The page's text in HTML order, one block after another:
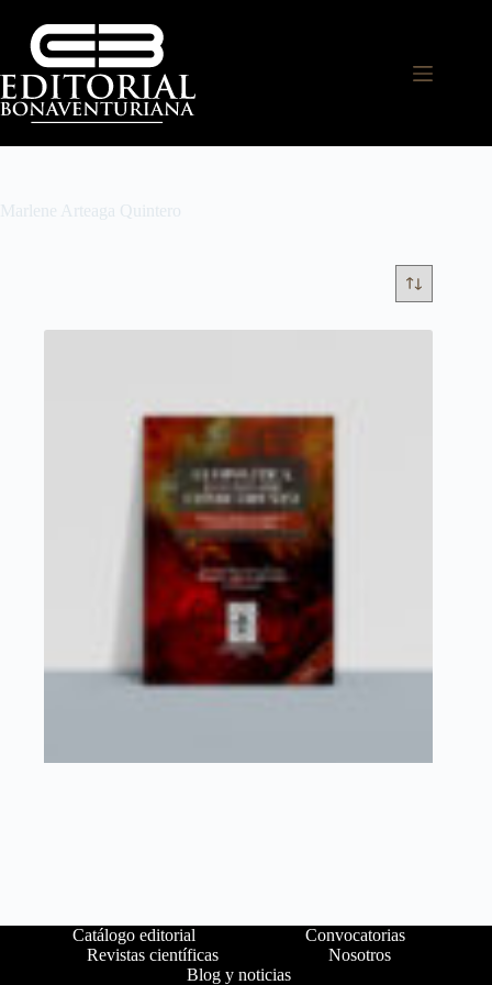
Marlene Arteaga Quintero
Catálogo editorial
Convocatorias
Revistas científicas
Nosotros
Blog y noticias